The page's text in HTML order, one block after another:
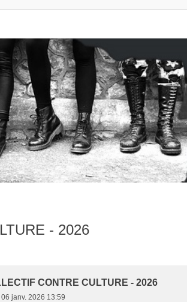
- 2026
CONTRE CULTURE - 2026
06 janv. 2026 13:59